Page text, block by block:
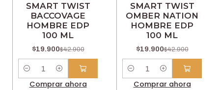
SMART TWIST
BACCOVAGE
HOMBRE EDP
100 ML
$19.900$42.900
Comprar ahora
SMART TWIST
OMBER NATION
HOMBRE EDP
100 ML
$19.900$42.900
Comprar ahora